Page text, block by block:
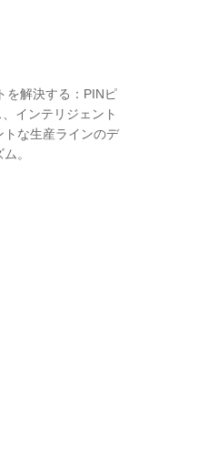
を解決する：PINピ
インテリジェント
トな生産ラインのデ
。